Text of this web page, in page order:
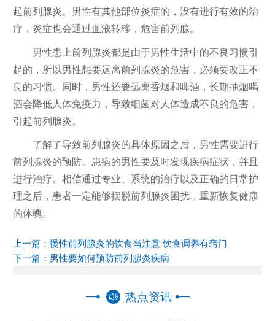
起前列腺炎。男性有其他部位炎症的，没有进行有效的治
疗，炎症也会通过血液转移，危害前列腺。
男性患上前列腺炎都是由于男性生活中的不良习惯引
起的，所以男性想要远离前列腺炎的危害，必须要改正不
良的习惯。同时，男性还要远离香烟和啤酒，长期抽烟喝
酒会降低人体免疫力，导致细菌对人体造成不良的危害，
引起前列腺炎。
了解了导致前列腺炎的具体原因之后，男性需要进行
前列腺炎的预防。患病的男性要及时发现疾病症状，并且
进行治疗。相信通过专业、系统的治疗以及正确的日常护
理之后，患者一定能够摆脱前列腺炎困扰，重新恢复健康
的体魄。
上一篇：慢性前列腺炎的饮食当注意 饮食调养有窍门
下一篇： 男性要如何预防前列腺炎疾病
热点资讯